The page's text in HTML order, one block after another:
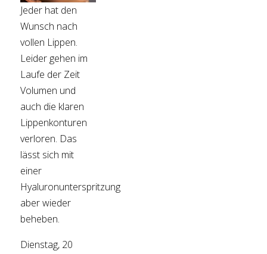
Jeder hat den
Wunsch nach
vollen Lippen.
Leider gehen im
Laufe der Zeit
Volumen und
auch die klaren
Lippenkonturen
verloren. Das
lässt sich mit
einer
Hyaluronunterspritzung
aber wieder
beheben.
Dienstag, 20